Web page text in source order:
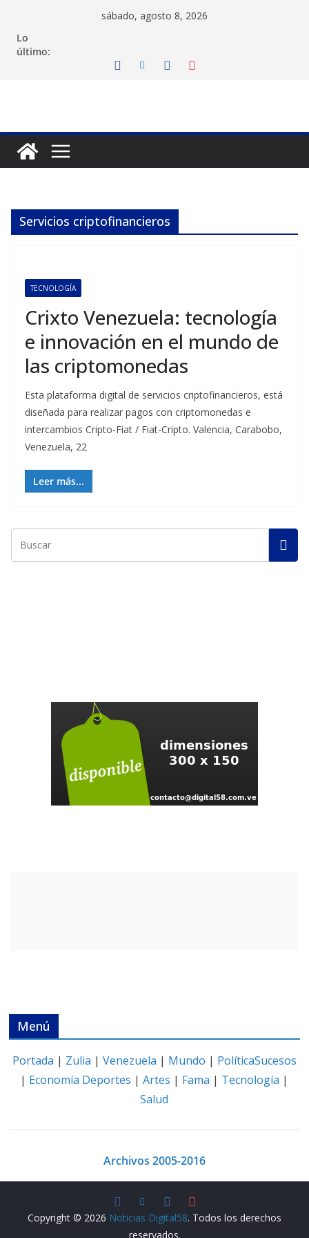
contenido
sábado, agosto 8, 2026
Lo
último:
Servicios criptofinancieros
TECNOLOGÍA
Crixto Venezuela: tecnología
e innovación en el mundo de
las criptomonedas
Esta plataforma digital de servicios criptofinancieros, está
diseñada para realizar pagos con criptomonedas e
intercambios Cripto-Fiat / Fiat-Cripto. Valencia, Carabobo,
Venezuela, 22
Leer más...
Menú
Portada | Zulia | Venezuela | Mundo | PolíticaSucesos
| Economía Deportes |Artes | Fama | Tecnología |
Salud
Archivos 2005-2016
Copyright © 2026 Noticias Digital58. Todos los derechos
reservados.